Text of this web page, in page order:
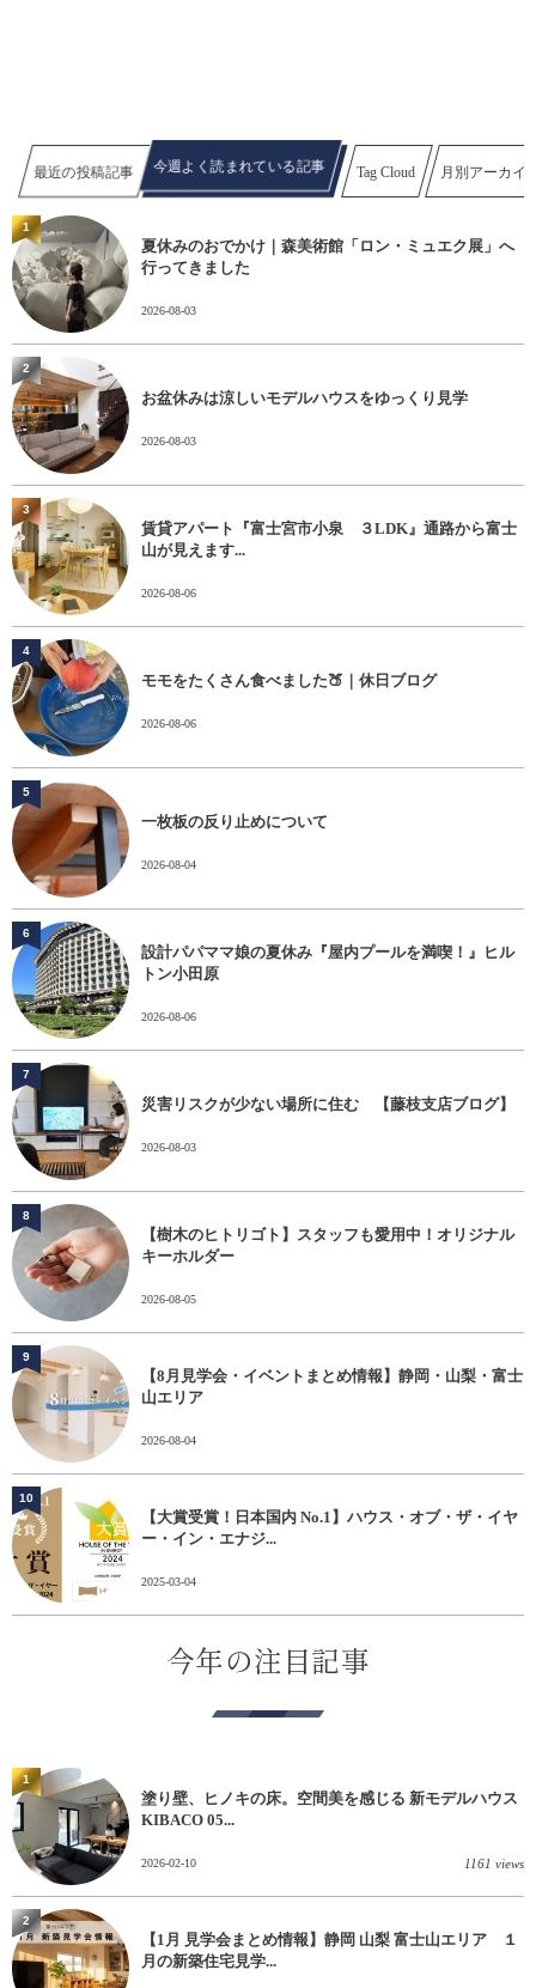
最近の投稿記事 今週よく読まれている記事 Tag Cloud 月別アーカイ
夏休みのおでかけ｜森美術館「ロン・ミュエク展」へ
行ってきました
2026-08-03
1
お盆休みは涼しいモデルハウスをゆっくり見学
2026-08-03
2
賃貸アパート『富士宮市小泉 ３LDK』通路から富士
山が見えます...
2026-08-06
3
モモをたくさん食べました🍑｜休日ブログ
2026-08-06
4
一枚板の反り止めについて
2026-08-04
5
設計パパママ娘の夏休み『屋内プールを満喫！』ヒル
トン小田原
2026-08-06
6
災害リスクが少ない場所に住む 【藤枝支店ブログ】
2026-08-03
7
【樹木のヒトリゴト】スタッフも愛用中！オリジナル
キーホルダー
2026-08-05
8
【8月見学会・イベントまとめ情報】静岡・山梨・富士
山エリア
2026-08-04
9
【大賞受賞！日本国内 No.1】ハウス・オブ・ザ・イヤ
ー・イン・エナジ...
2025-03-04
10
今年の注目記事
塗り壁、ヒノキの床。空間美を感じる 新モデルハウス
KIBACO 05...
2026-02-10 1161 views
1
【1月 見学会まとめ情報】静岡 山梨 富士山エリア １
月の新築住宅見学...
2